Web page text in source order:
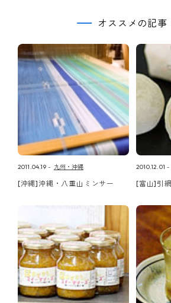
オススメの記事
2011.04.19 九州・沖縄
[沖縄]沖縄・八重山ミンサー
2010.12.01
[富山]引